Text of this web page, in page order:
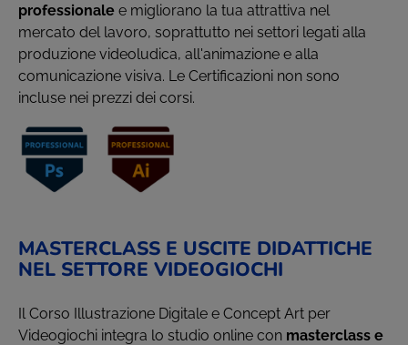
professionale e migliorano la tua attrattiva nel
mercato del lavoro, soprattutto nei settori legati alla
produzione videoludica, all'animazione e alla
comunicazione visiva. Le Certificazioni non sono
incluse nei prezzi dei corsi.
MASTERCLASS E USCITE DIDATTICHE
NEL SETTORE VIDEOGIOCHI
Il Corso Illustrazione Digitale e Concept Art per
Videogiochi integra lo studio online con masterclass e